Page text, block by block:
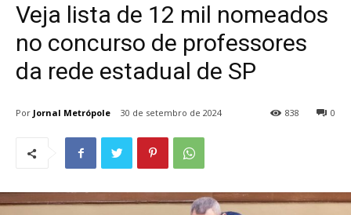
Veja lista de 12 mil nomeados
no concurso de professores
da rede estadual de SP
Por Jornal Metrópole 30 de setembro de 2024 0
838